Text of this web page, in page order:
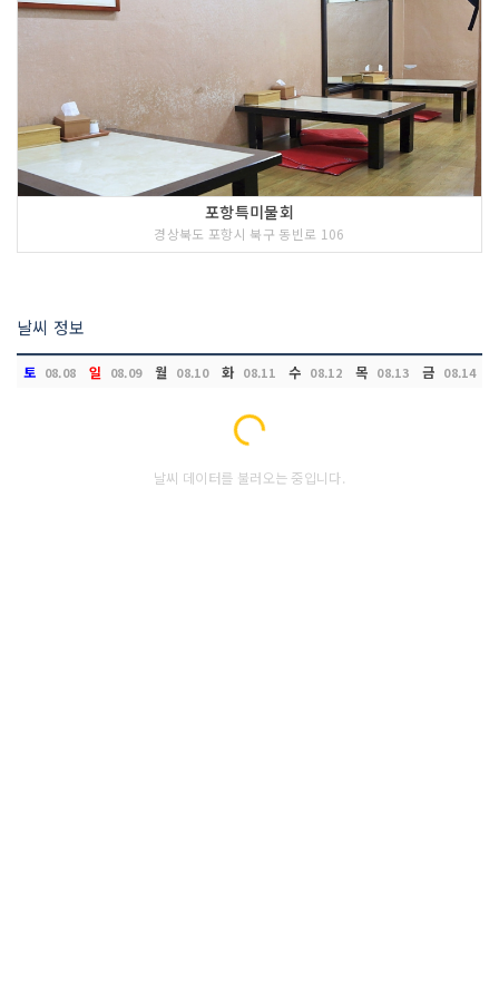
포항특미물회
경상북도 포항시 북구 동빈로 106
날씨 정보
토 08.08 일 08.09 월 08.10 화 08.11 수 08.12 목 08.13 금 08.14
Loading...
날씨 데이터를 불러오는 중입니다.